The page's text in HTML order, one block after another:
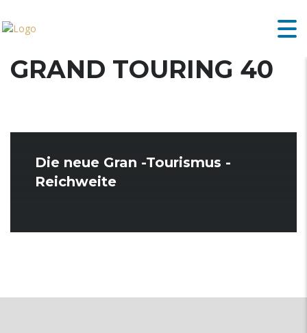
GRAND TOURING 40
Die neue Gran -Tourismus -
Reichweite